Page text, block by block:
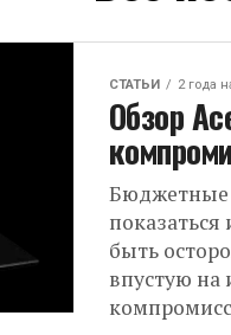
СТАТЬИ 2 года
Обзор
Бюджетные
быть
впустую на